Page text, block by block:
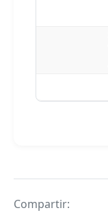
Compartir: